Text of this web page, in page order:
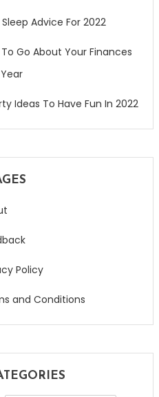
Advice For 2022
Go About Your Finances
Ideas To Have Fun In 2022
Policy
and Conditions